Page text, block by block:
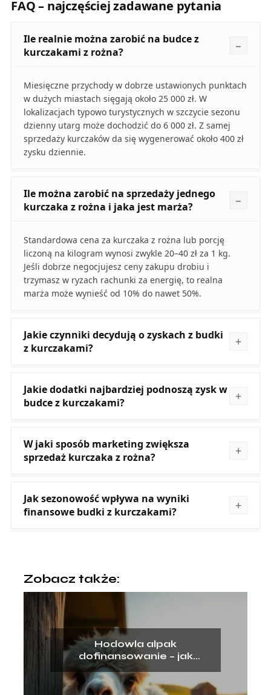
FAQ – najczęściej zadawane pytania
Ile realnie można zarobić na budce z
kurczakami z rożna?
Miesięczne przychody w dobrze ustawionych punktach
w dużych miastach sięgają około 25 000 zł. W
lokalizacjach typowo turystycznych w szczycie sezonu
dzienny utarg może dochodzić do 6 000 zł. Z samej
sprzedaży kurczaków da się wygenerować około 400 zł
zysku dziennie.
Ile można zarobić na sprzedaży jednego
kurczaka z rożna i jaka jest marża?
Standardowa cena za kurczaka z rożna lub porcję
liczoną na kilogram wynosi zwykle 20–40 zł za 1 kg.
Jeśli dobrze negocjujesz ceny zakupu drobiu i
trzymasz w ryzach rachunki za energię, to realna
marża może wynieść od 10% do nawet 50%.
Jakie czynniki decydują o zyskach z budki
z kurczakami?
Jakie dodatki najbardziej podnoszą zysk w
budce z kurczakami?
W jaki sposób marketing zwiększa
sprzedaż kurczaka z rożna?
Jak sezonowość wpływa na wyniki
finansowe budki z kurczakami?
Zobacz także:
Hodowla alpak
dofinansowanie – jak
uzyskać wsparcie?